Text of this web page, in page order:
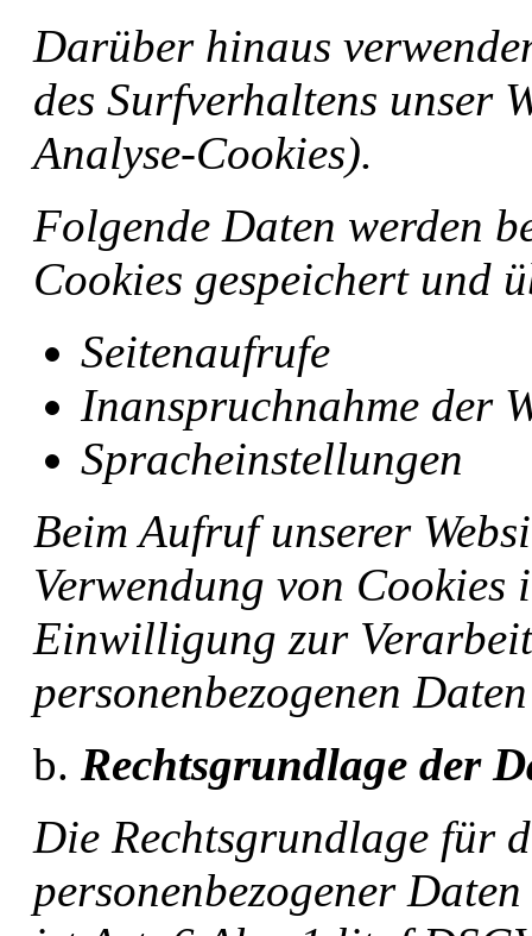
Darüber hinaus
des Surfverhaltens unser
Analyse-Cookies).
Folgende Daten werden
Cookies gespeichert und
Seitenaufrufe
Inanspruchnahme der
Spracheinstellungen
Beim Aufruf unserer
Verwendung von
Einwilligung zur
personenbezogenen
Rechtsgrundlage der
Die Rechtsgrundlage für
personenbezogener